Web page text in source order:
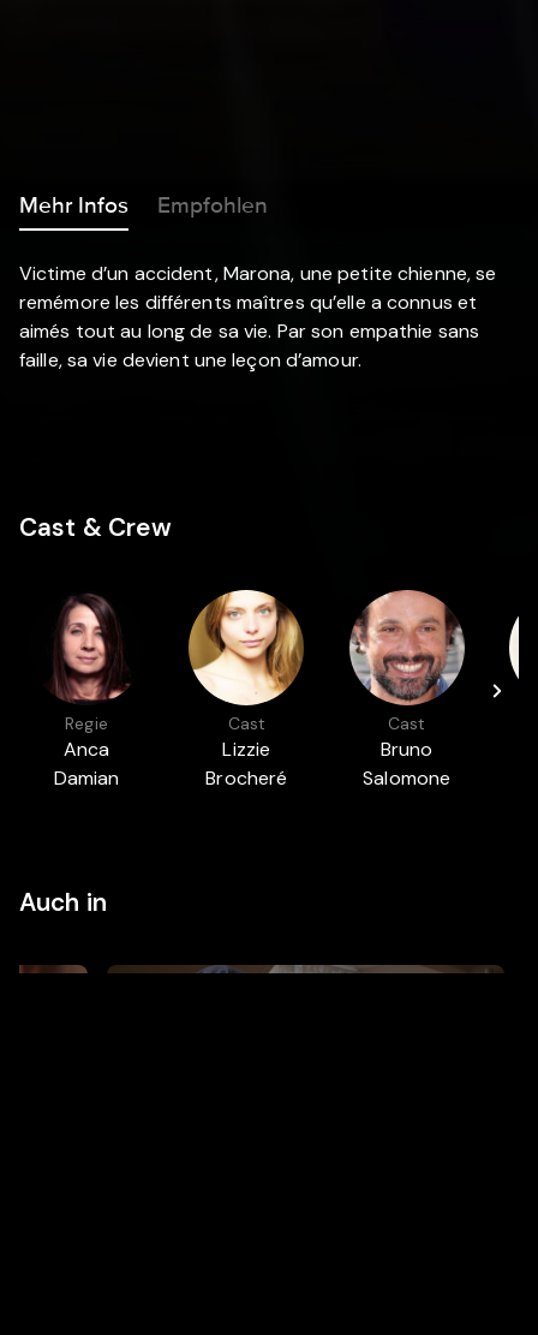
Mehr Infos Empfohlen
Victime d’un accident, Marona, une petite chienne, se
remémore les différents maîtres qu’elle a connus et
aimés tout au long de sa vie. Par son empathie sans
faille, sa vie devient une leçon d’amour.
Cast & Crew
Regie
Anca
Damian
Cast
Lizzie
Brocheré
Cast
Bruno
Salomone
Auch in